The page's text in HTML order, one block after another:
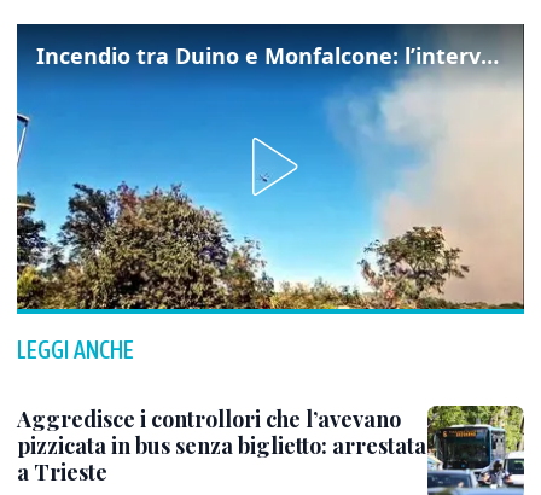
Incendio tra Duino e Monfalcone: l’intervento dei vigili del fuoco
LEGGI ANCHE
Aggredisce i controllori che l’avevano
pizzicata in bus senza biglietto: arrestata
a Trieste